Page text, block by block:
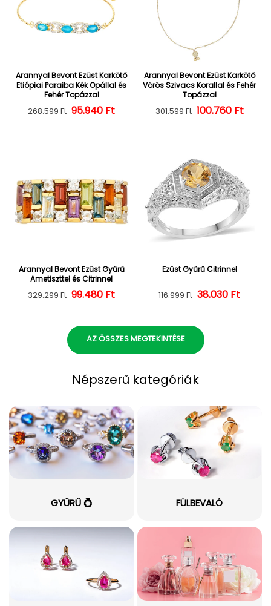
Arannyal Bevont Ezüst Karkötő
Etiópiai Paraiba Kék Opállal és
Fehér Topázzal
Normál ár
268.599 Ft Kedvezményes ár
95.940 Ft
Arannyal Bevont Ezüst Karkötő
Vörös Szivacs Korallal és Fehér
Topázzal
Normál ár
301.599 Ft 100.760 Ft
Arannyal Bevont Ezüst Gyűrű
Ametiszttel és Citrinnel
Normál ár
329.299 Ft Kedvezményes ár
99.480 Ft
Ezüst Gyűrű Citrinnel
Normál ár
116.999 Ft 38.030 Ft
AZ ÖSSZES MEGTEKINTÉSE
Népszerű kategóriák
GYŰRŰ 💍 FÜLBEVALÓ